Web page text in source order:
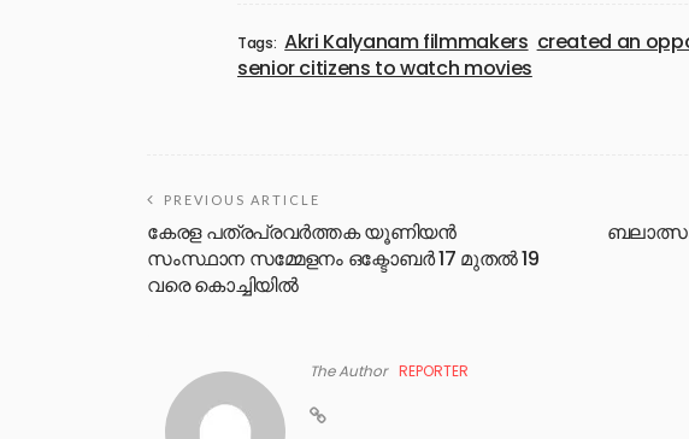
Tags: Akri Kalyanam filmmakers created an
senior citizens to watch movies
PREVIOUS ARTICLE
കേരള പത്രപ്രവര്‍ത്തക യൂണിയന്‍
സംസ്ഥാന സമ്മേളനം ഒക്ടോബര്‍ 17 മുതല്‍ 19
വരെ കൊച്ചിയില്‍
The Author REPORTER